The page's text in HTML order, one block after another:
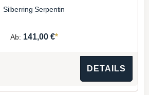
Silberring Serpentin
Ab: 141,00 €*
DETAILS